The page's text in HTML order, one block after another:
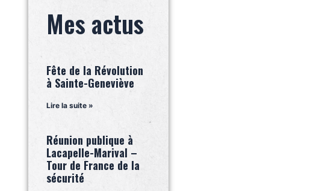
Mes actus
Fête de la Révolution
à Sainte-Geneviève
Lire la suite »
Réunion publique à
Lacapelle-Marival –
Tour de France de la
sécurité